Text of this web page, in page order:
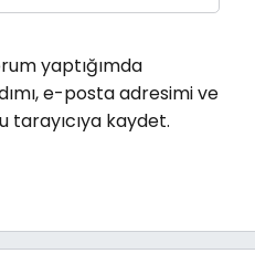
yaptığımda
e-posta adresimi ve
tarayıcıya kaydet.